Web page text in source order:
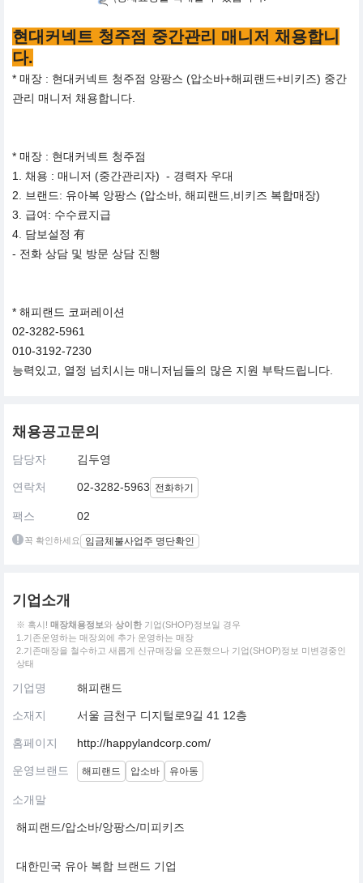
현대커넥트 청주점 중간관리 매니저 채용합니
다.
* 매장 : 현대커넥트 청주점 앙팡스 (압소바+해피랜드+비키즈) 중간
관리 매니저 채용합니다.
* 매장 : 현대커넥트 청주점
1. 채용 : 매니저 (중간관리자) - 경력자 우대
2. 브랜드: 유아복 앙팡스 (압소바, 해피랜드,비키즈 복합매장)
3. 급여: 수수료지급
4. 담보설정 有
- 전화 상담 및 방문 상담 진행
* 해피랜드 코퍼레이션
02-3282-5961
010-3192-7230
능력있고, 열정 넘치시는 매니저님들의 많은 지원 부탁드립니다.
채용공고문의
담당자 김두영
연락처 02-3282-5963 전화하기
팩스 02
꼭 확인하세요 임금체불사업주 명단확인
기업소개
※ 혹시! 매장채용정보와 상이한 기업(SHOP)정보일 경우
1.기존운영하는 매장외에 추가 운영하는 매장
2.기존매장을 철수하고 새롭게 신규매장을 오픈했으나 기업(SHOP)정보 미변경중인
상태
기업명 해피랜드
소재지 서울 금천구 디지털로9길 41 12층
홈페이지 http://happylandcorp.com/
운영브랜드 해피랜드 압소바 유아동
소개말
해피랜드/압소바/앙팡스/미피키즈
대한민국 유아 복합 브랜드 기업